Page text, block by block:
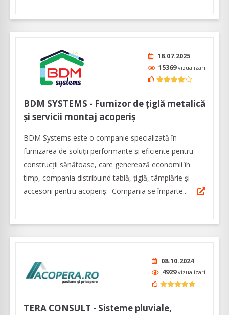
18.07.2025
15369vizualizari
BDM SYSTEMS - Furnizor de țiglă metalică
și servicii montaj acoperiș
BDM Systems este o companie specializată în
furnizarea de soluții performante și eficiente pentru
construcții sănătoase, care generează economii în
timp, compania distribuind tablă, țiglă, tâmplărie și
accesorii pentru acoperiș. Compania se împarte...
08.10.2024
4929vizualizari
TERA CONSULT - Sisteme pluviale,